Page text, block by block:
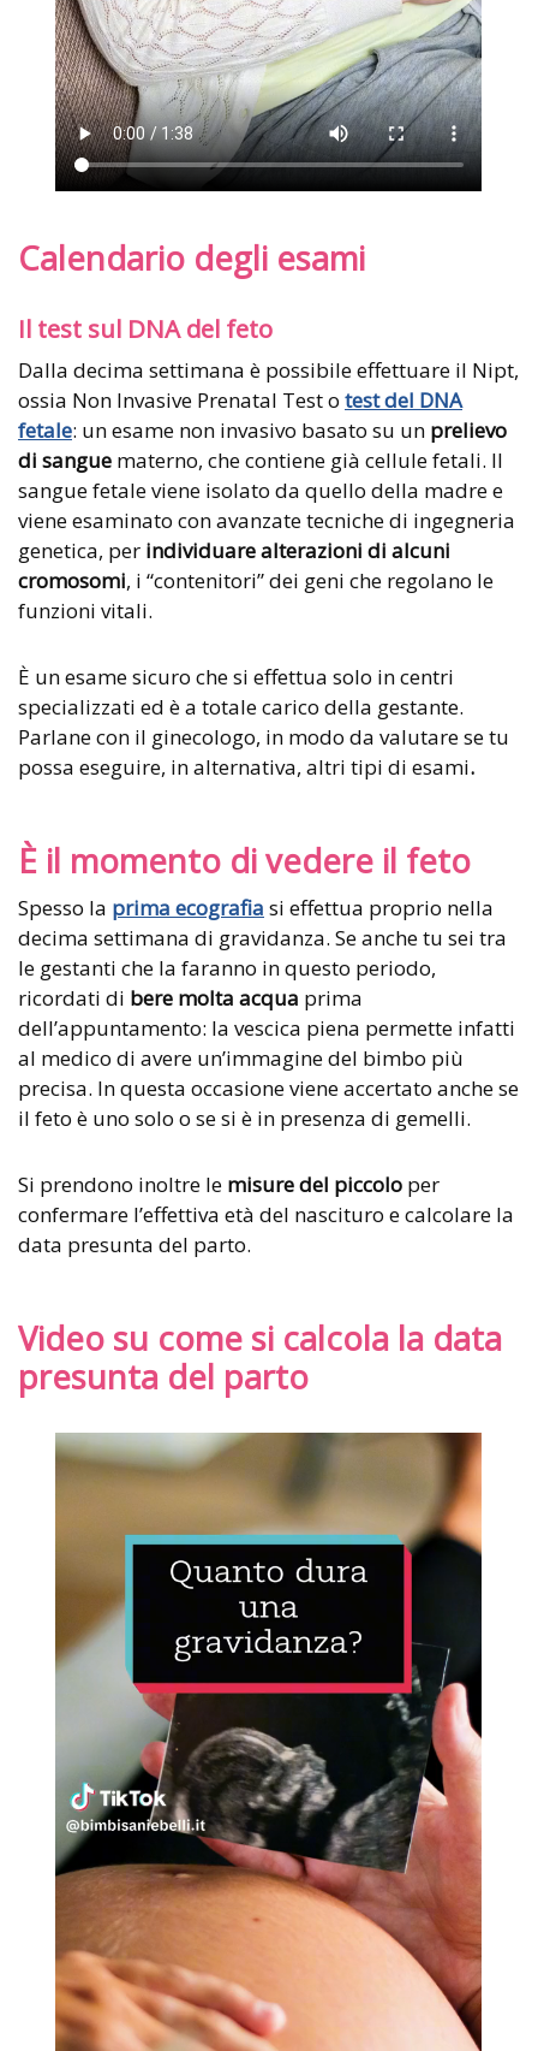
Calendario degli esami
Il test sul DNA del feto
Dalla decima settimana è possibile effettuare il Nipt,
ossia Non Invasive Prenatal Test o test del DNA
fetale: un esame non invasivo basato su un prelievo
di sangue materno, che contiene già cellule fetali. Il
sangue fetale viene isolato da quello della madre e
viene esaminato con avanzate tecniche di ingegneria
genetica, per individuare alterazioni di alcuni
cromosomi, i “contenitori” dei geni che regolano le
funzioni vitali.
È un esame sicuro che si effettua solo in centri
specializzati ed è a totale carico della gestante.
Parlane con il ginecologo, in modo da valutare se tu
possa eseguire, in alternativa, altri tipi di esami.
È il momento di vedere il feto
Spesso la prima ecografia si effettua proprio nella
decima settimana di gravidanza. Se anche tu sei tra
le gestanti che la faranno in questo periodo,
ricordati di bere molta acqua prima
dell’appuntamento: la vescica piena permette infatti
al medico di avere un’immagine del bimbo più
precisa. In questa occasione viene accertato anche se
il feto è uno solo o se si è in presenza di gemelli.
Si prendono inoltre le misure del piccolo per
confermare l’effettiva età del nascituro e calcolare la
data presunta del parto.
Video su come si calcola la data
presunta del parto